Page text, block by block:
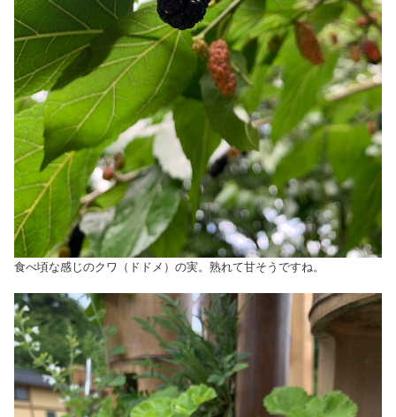
食べ頃な感じのクワ（ドドメ）の実。熟れて甘そうですね。